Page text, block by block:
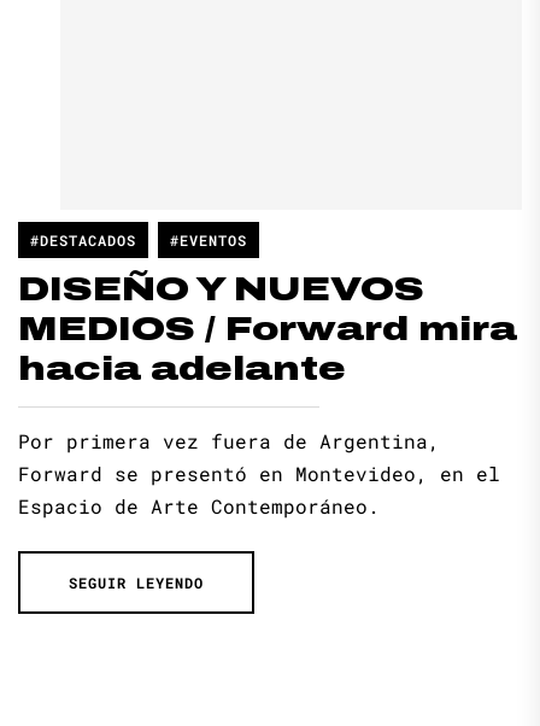
#DESTACADOS #EVENTOS
DISEÑO Y NUEVOS
MEDIOS / Forward mira
hacia adelante
Por primera vez fuera de Argentina,
Forward se presentó en Montevideo, en el
Espacio de Arte Contemporáneo.
SEGUIR LEYENDO